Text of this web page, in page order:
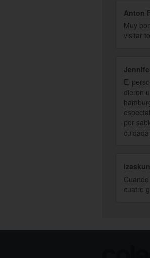
Anton
Muy
visitar
El
dieron
por
cuatro